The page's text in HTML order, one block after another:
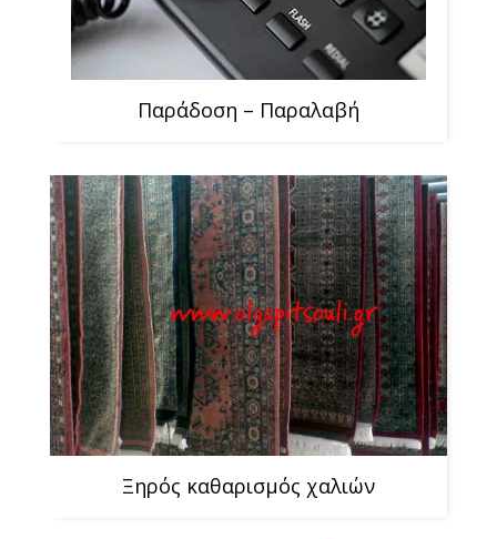
Παράδοση – Παραλαβή
Ξηρός καθαρισμός χαλιών